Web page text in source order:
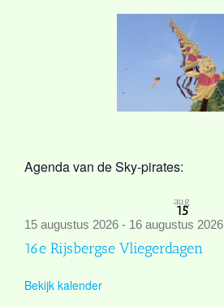
Agenda van de Sky-pirates:
aug
15
15 augustus 2026 - 16 augustus 2026
16e Rijsbergse Vliegerdagen
Bekijk kalender